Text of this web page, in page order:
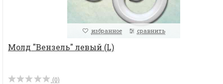
избранное сравнить
Молд "Вензель" левый (L)
(0)